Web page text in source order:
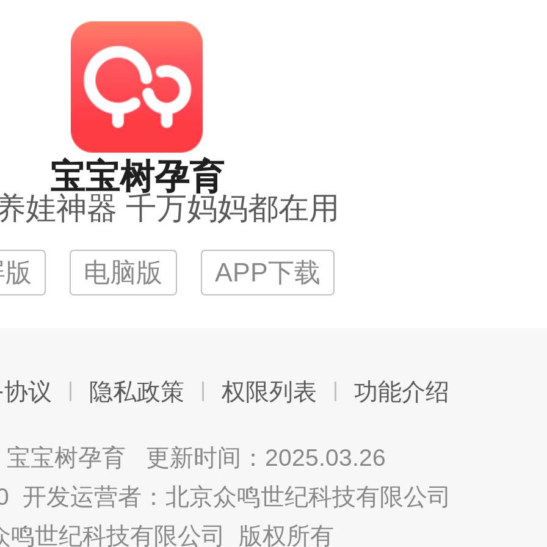
宝宝树孕育
娃神器 千万妈妈都在用
电脑版 APP下载
议 隐私政策 权限列表 功能介绍
宝宝树孕育 更新时间：2025.03.26
开发运营者：北京众鸣世纪科技有限公司
鸣世纪科技有限公司 版权所有